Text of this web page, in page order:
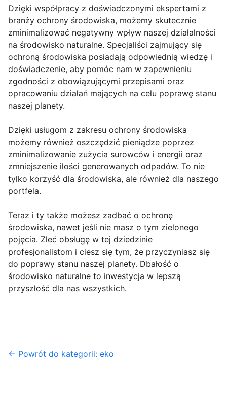
Dzięki współpracy z doświadczonymi ekspertami z
branży ochrony środowiska, możemy skutecznie
zminimalizować negatywny wpływ naszej działalności
na środowisko naturalne. Specjaliści zajmujący się
ochroną środowiska posiadają odpowiednią wiedzę i
doświadczenie, aby pomóc nam w zapewnieniu
zgodności z obowiązującymi przepisami oraz
opracowaniu działań mających na celu poprawę stanu
naszej planety.
Dzięki usługom z zakresu ochrony środowiska
możemy również oszczędzić pieniądze poprzez
zminimalizowanie zużycia surowców i energii oraz
zmniejszenie ilości generowanych odpadów. To nie
tylko korzyść dla środowiska, ale również dla naszego
portfela.
Teraz i ty także możesz zadbać o ochronę
środowiska, nawet jeśli nie masz o tym zielonego
pojęcia. Zleć obsługę w tej dziedzinie
profesjonalistom i ciesz się tym, że przyczyniasz się
do poprawy stanu naszej planety. Dbałość o
środowisko naturalne to inwestycja w lepszą
przyszłość dla nas wszystkich.
← Powrót do kategorii: eko